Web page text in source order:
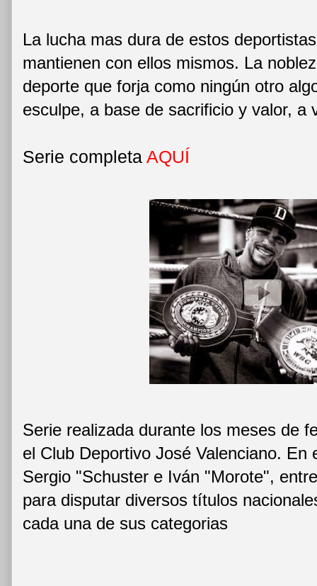
La lucha mas dura de estos
mantienen con ellos mismos. La
deporte que forja como ningún otro
esculpe, a base de sacrificio y valor, a
Serie completa AQUÍ
Serie realizada durante los meses de
el Club Deportivo José Valenciano. En
Sergio "Schuster e Iván "Morote",
para disputar diversos títulos
cada una de sus categorias